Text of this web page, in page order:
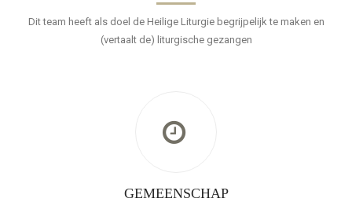
Dit team heeft als doel de Heilige Liturgie begrijpelijk te maken en
(vertaalt de) liturgische gezangen
GEMEENSCHAP